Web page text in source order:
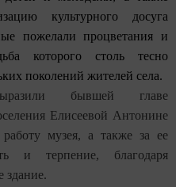
культурного досуга
пожелали процветания и
которого столь тесно
поколений жителей села.
бывшей главе
Елисеевой Антонине
музея, а также за ее
и терпение, благодаря
здание.